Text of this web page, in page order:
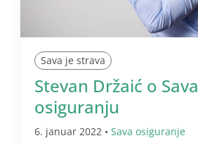
Sava je strava
Stevan Držaić o Sava
osiguranju
6. januar 2022 • Sava osiguranje